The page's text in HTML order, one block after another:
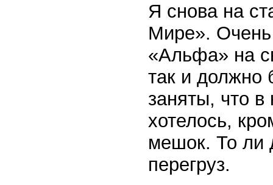
Я снова на
Мире». Очень
«Альфа» на
так и должно
заняты, что в
хотелось,
мешок. То ли
перегруз.